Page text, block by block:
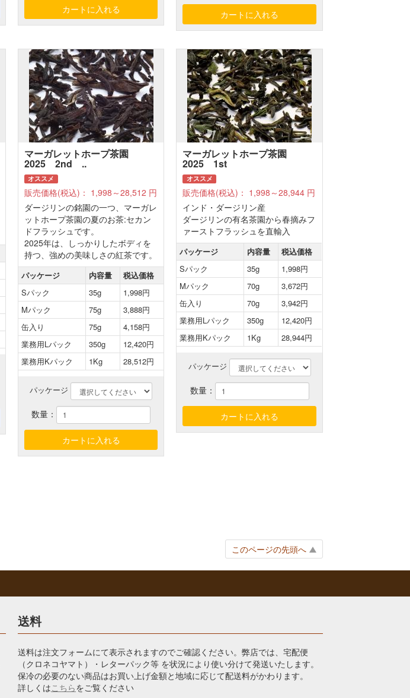
マーガレットホープ茶園
2025 2nd ..
オススメ
販売価格(税込)： 1,998～28,512 円
ダージリンの銘園の一つ、マーガレ
ットホープ茶園の夏のお茶:セカン
ドフラッシュです。
2025年は、しっかりしたボディを
持つ、強めの美味しさの紅茶です。
パッケージ 内容量
税込価格
Sパック
35g
1,998円
Mパック
75g
3,888円
缶入り
75g
4,158円
業務用Lパック
350g
12,420円
業務用Kパック
1Kg 28,512円
パッケージ
数量：
マーガレットホープ茶園
2025 1st
オススメ
販売価格(税込)： 1,998～28,944 円
インド・ダージリン産
ダージリンの有名茶園から春摘みフ
ァーストフラッシュを直輸入
パッケージ 内容量
税込価格
Sパック
35g
1,998円
Mパック
70g
3,672円
缶入り
70g
3,942円
業務用Lパック
350g
12,420円
業務用Kパック
1Kg 28,944円
パッケージ
数量：
このページの先頭へ
送料
送料は注文フォームにて表示されますのでご確認ください。弊店では、宅配便
（クロネコヤマト）・レターパック等 を状況により使い分けて発送いたします。
保冷の必要のない商品はお買い上げ金額と地域に応じて配送料がかわります。
詳しくは こちらをご覧ください